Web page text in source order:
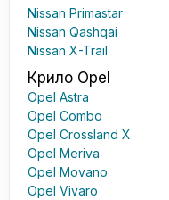
Nissan Primastar
Nissan Qashqai
Nissan X-Trail
Крило Opel
Opel Astra
Opel Combo
Opel Crossland X
Opel Meriva
Opel Movano
Opel Vivaro